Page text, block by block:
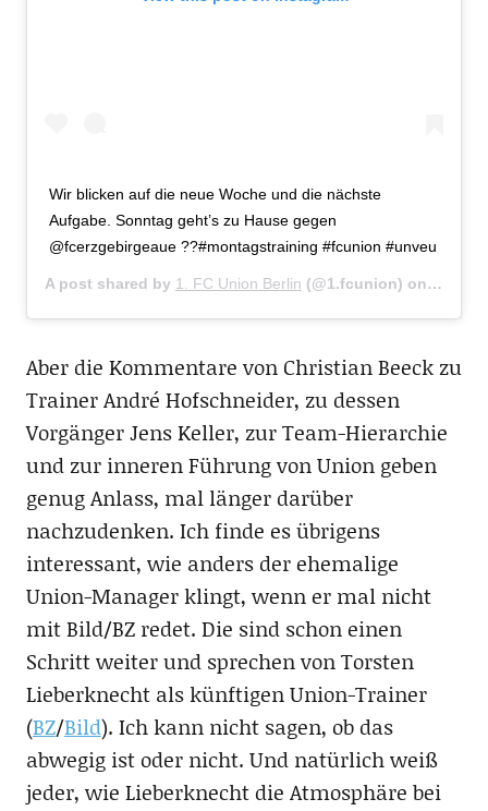
Wir blicken auf die neue Woche und die nächste
Aufgabe. Sonntag geht’s zu Hause gegen
@fcerzgebirgeaue ??#montagstraining #fcunion #unveu
A post shared by 1. FC Union Berlin (@1.fcunion) on Mar 5,
Aber die Kommentare von Christian Beeck zu
Trainer André Hofschneider, zu dessen
Vorgänger Jens Keller, zur Team-Hierarchie
und zur inneren Führung von Union geben
genug Anlass, mal länger darüber
nachzudenken. Ich finde es übrigens
interessant, wie anders der ehemalige
Union-Manager klingt, wenn er mal nicht
mit Bild/BZ redet. Die sind schon einen
Schritt weiter und sprechen von Torsten
Lieberknecht als künftigen Union-Trainer
(BZ/Bild). Ich kann nicht sagen, ob das
abwegig ist oder nicht. Und natürlich weiß
jeder, wie Lieberknecht die Atmosphäre bei